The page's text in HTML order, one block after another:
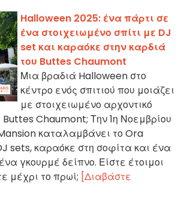
Halloween 2025: ένα πάρτι σε
ένα στοιχειωμένο σπίτι με DJ
set και καραόκε στην καρδιά
του Buttes Chaumont
Μια βραδιά Halloween στο
κέντρο ενός σπιτιού που μοιάζει
με στοιχειωμένο αρχοντικό
Buttes Chaumont; Την 1η Νοεμβρίου
καταλαμβάνει το Ora
sets, καραόκε στη σοφίτα και ένα
γκουρμέ δείπνο. Είστε έτοιμοι
μέχρι το πρωί; [Διαβάστε